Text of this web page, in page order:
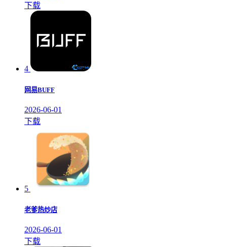
下载
4
网易BUFF
2026-06-01
下载
5
老爹热炒店
2026-06-01
下载